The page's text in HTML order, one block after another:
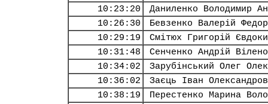
10:23:20
Даниленко Володимир
10:26:30
Бевзенко Валерій
10:29:19
Смітюх Григорій
10:31:48
Сенченко Андрій
10:34:02
Зарубінський Олег
10:36:02
Заєць Іван
10:38:19
Перестенко Марина